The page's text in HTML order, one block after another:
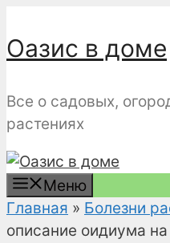
к
содержимому
Оазис в доме
Все о садовых,
растениях
Меню
Главная » Болезни
описание оидиума